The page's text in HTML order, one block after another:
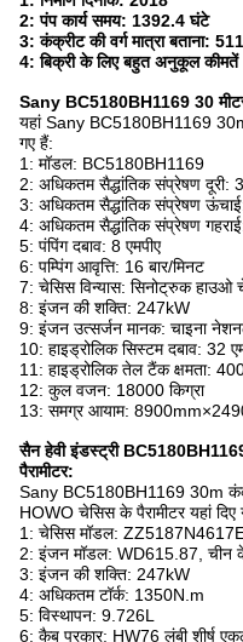
2: पंप कार्य समय: 1392.4 घंटे
3: कंक्रीट की वर्ग मात्रा बताना:
4: बिक्री के लिए बहुत अनुकूल कीमतें
Sany BC5180BH1169 30
यहां Sany BC5180BH1169
गए हैं:
1: मॉडल: BC5180BH1169
2: अधिकतम सैद्धांतिक संप्रेषण दूरी:
3: अधिकतम सैद्धांतिक संप्रेषण
4: अधिकतम सैद्धांतिक संप्रेषण
5: पंपिंग दबाव: 8 एमपीए
6: पम्पिंग आवृत्ति: 16 बार/मिनट
7: चेसिस विन्यास: सिनोट्रुक हाउओ
8: इंजन की शक्ति: 247kW
9: इंजन उत्सर्जन मानक: चाइना
10: हाइड्रोलिक सिस्टम दबाव: 32
11: हाइड्रोलिक तेल टैंक क्षमता:
12: कुल वजन: 18000 किग्रा
13: समग्र आयाम:
सैन हेवी इंडस्ट्री
पैरामीटर:
Sany BC5180BH1169 30m
HOWO चेसिस के पैरामीटर यहां दिए
1: चेसिस मॉडल:
2: इंजन मॉडल: WD615.87, चीन के
3: इंजन की शक्ति: 247kW
4: अधिकतम टॉर्क: 1350N.m
5: विस्थापन: 9.726L
6: कैब प्रकार: HW76 लंबी शीर्ष